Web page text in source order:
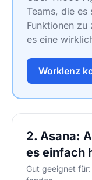
Teams, die
Funktionen
es eine
Worklenz
2. Asana:
es einfach
Gut geeignet